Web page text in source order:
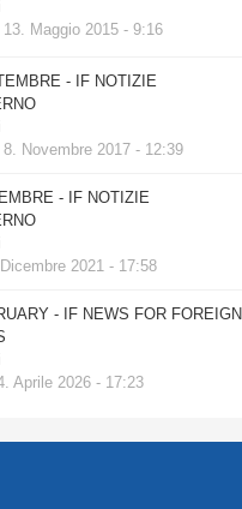
Maggio 2015 - 9:16
- IF NOTIZIE
Novembre 2017 - 12:39
- IF NOTIZIE
Dicembre 2021 - 17:58
- IF NEWS FOR FOREIGN
Aprile 2026 - 17:23